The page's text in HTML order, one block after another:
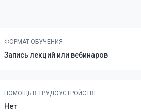
ФОРМАТ ОБУЧЕНИЯ
Запись лекций или вебинаров
ПОМОЩЬ В ТРУДОУСТРОЙСТВЕ
Нет